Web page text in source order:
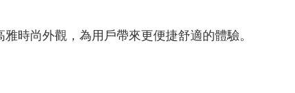
時尚外觀，為用戶帶來更便捷舒適的體驗。